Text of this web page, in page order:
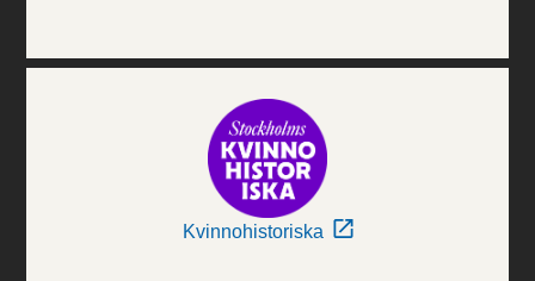
Kvinnohistoriska